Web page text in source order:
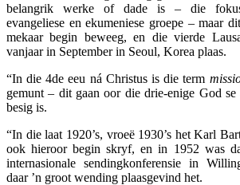
belangrik werke of dade is – die
evangeliese en ekumeniese groepe – maar
mekaar begin beweeg, en die vierde
vanjaar in September in Seoul, Korea plaas.
“In die 4de eeu ná Christus is die term
gemunt – dit gaan oor die drie-enige God se
besig is.
“In die laat 1920’s, vroeë 1930’s het Karl
ook hieroor begin skryf, en in 1952 was
internasionale sendingkonferensie in
daar ’n groot wending plaasgevind het.